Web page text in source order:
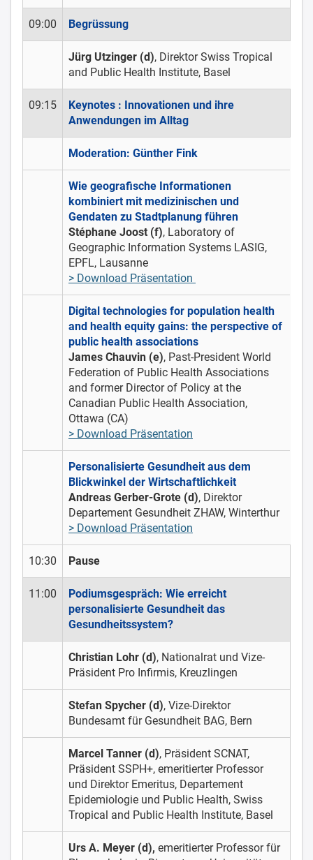
09:00 Begrüssung
Jürg Utzinger (d), Direktor Swiss Tropical
and Public Health Institute, Basel
09:15
Keynotes : Innovationen und ihre
Anwendungen im Alltag
Moderation: Günther Fink
Wie geografische Informationen
kombiniert mit medizinischen und
Gendaten zu Stadtplanung führen
Stéphane Joost (f), Laboratory of
Geographic Information Systems LASIG,
EPFL, Lausanne
> Download Präsentation
Digital technologies for population health
and health equity gains: the perspective of
public health associations
James Chauvin (e), Past-President World
Federation of Public Health Associations
and former Director of Policy at the
Canadian Public Health Association,
Ottawa (CA)
> Download Präsentation
Personalisierte Gesundheit aus dem
Blickwinkel der Wirtschaftlichkeit
Andreas Gerber-Grote (d), Direktor
Departement Gesundheit ZHAW, Winterthur
> Download Präsentation
10:30 Pause
11:00
Podiumsgespräch: Wie erreicht
personalisierte Gesundheit das
Gesundheitssystem?
Christian Lohr (d), Nationalrat und Vize-
Präsident Pro Infirmis, Kreuzlingen
Stefan Spycher (d), Vize-Direktor
Bundesamt für Gesundheit BAG, Bern
Marcel Tanner (d), Präsident SCNAT,
Präsident SSPH+, emeritierter Professor
und Direktor Emeritus, Departement
Epidemiologie und Public Health, Swiss
Tropical and Public Health Institute, Basel
Urs A. Meyer (d), emeritierter Professor für